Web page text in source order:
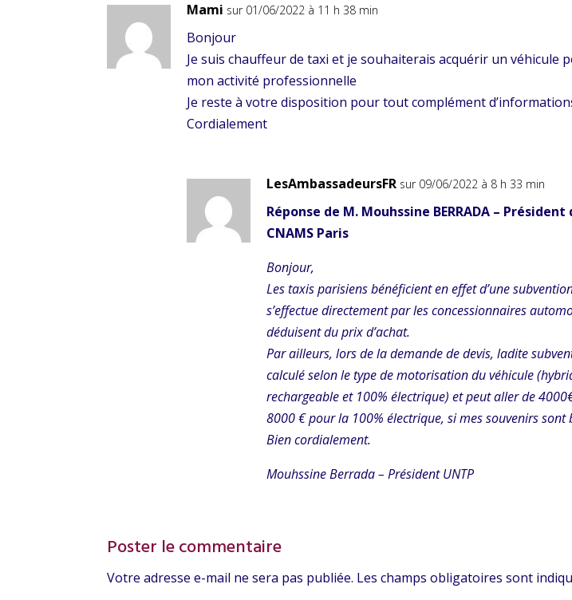
Mami sur 01/06/2022 à 11 h 38 min
Bonjour
Je suis chauffeur de taxi et je souhaiterais acquérir un véhicule
mon activité professionnelle
Je reste à votre disposition pour tout complément
Cordialement
LesAmbassadeursFR sur 09/06/2022 à 8 h 33 min
Réponse de M. Mouhssine BERRADA – Président
CNAMS Paris
Bonjour,
Les taxis parisiens bénéficient en effet d’une
s’effectue directement par les concessionnaires
déduisent du prix d’achat.
Par ailleurs, lors de la demande de devis, ladite
calculé selon le type de motorisation du véhicule
rechargeable et 100% électrique) et peut aller de
8000 € pour la 100% électrique, si mes souvenirs sont
Bien cordialement.
Mouhssine Berrada – Président UNTP
Poster le commentaire
Votre adresse e-mail ne sera pas publiée. Les champs obligatoires sont